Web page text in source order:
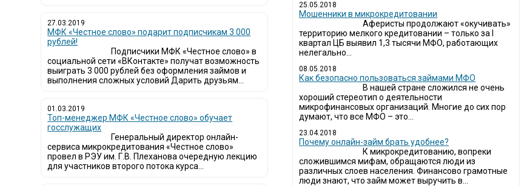
27.03.2019
МФК «Честное слово» подарит подписчикам 3 000
рублей!
Подписчики МФК «Честное слово» в
социальной сети «ВКонтакте» получат возможность
выиграть 3 000 рублей без оформления займов и
выполнения сложных условий Дарить друзьям...
01.03.2019
Топ-менеджер МФК «Честное слово» обучает
госслужащих
Генеральный директор онлайн-
сервиса микрокредитования «Честное слово»
провел в РЭУ им. Г.В. Плеханова очередную лекцию
для участников второго потока курса...
25.05.2018
Мошенники в микрокредитовании
Аферисты продолжают «окучивать»
территорию мелкого кредитовании – только за I
квартал ЦБ выявил 1,3 тысячи МФО, работающих
нелегально...
08.05.2018
Как безопасно пользоваться займами МФО
В нашей стране сложился не очень
хороший стереотип о деятельности
микрофинансовых организаций. Многие до сих пор
думают, что все МФО – это...
23.04.2018
Почему онлайн-займ брать удобнее?
К микрокредитованию, вопреки
сложившимся мифам, обращаются люди из
различных слоев населения. Финансово грамотные
люди знают, что займ может выручить в...